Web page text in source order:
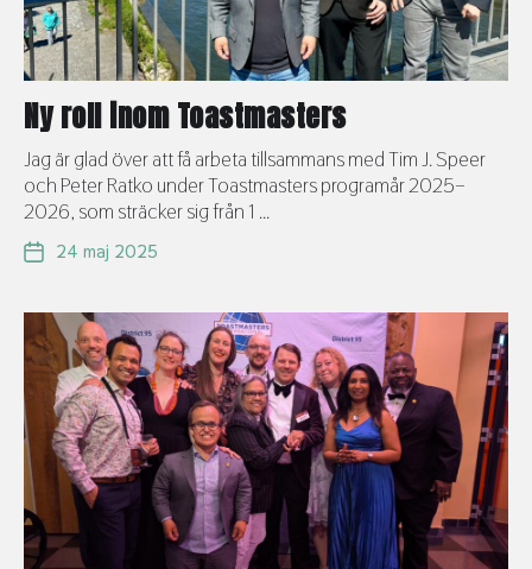
Ny roll inom Toastmasters
Jag är glad över att få arbeta tillsammans med Tim J. Speer
och Peter Ratko under Toastmasters programår 2025–
2026, som sträcker sig från 1 ...
24 maj 2025